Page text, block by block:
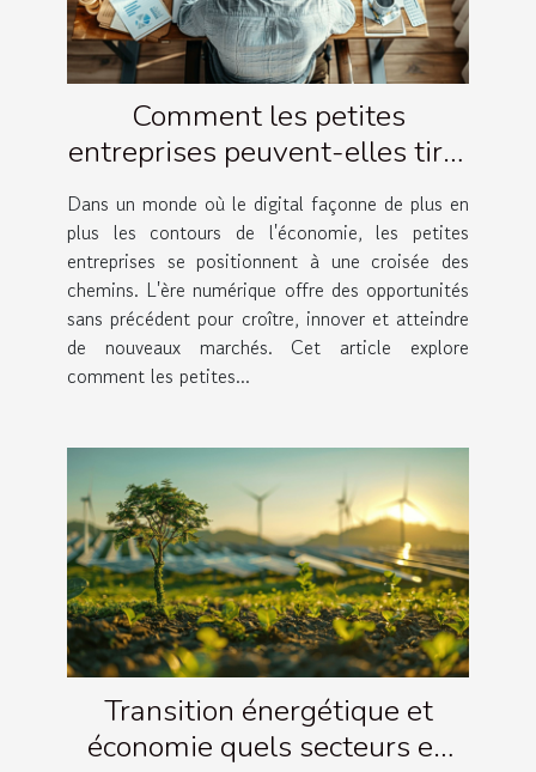
Comment les petites
entreprises peuvent-elles tirer
profit de l'économie
numérique
Dans un monde où le digital façonne de plus en
plus les contours de l'économie, les petites
entreprises se positionnent à une croisée des
chemins. L'ère numérique offre des opportunités
sans précédent pour croître, innover et atteindre
de nouveaux marchés. Cet article explore
comment les petites...
Transition énergétique et
économie quels secteurs en